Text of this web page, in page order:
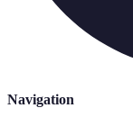
Navigation